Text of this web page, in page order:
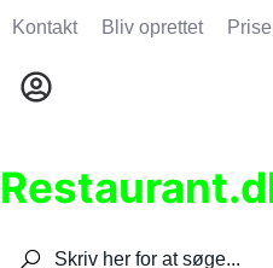
Kontakt Bliv oprettet